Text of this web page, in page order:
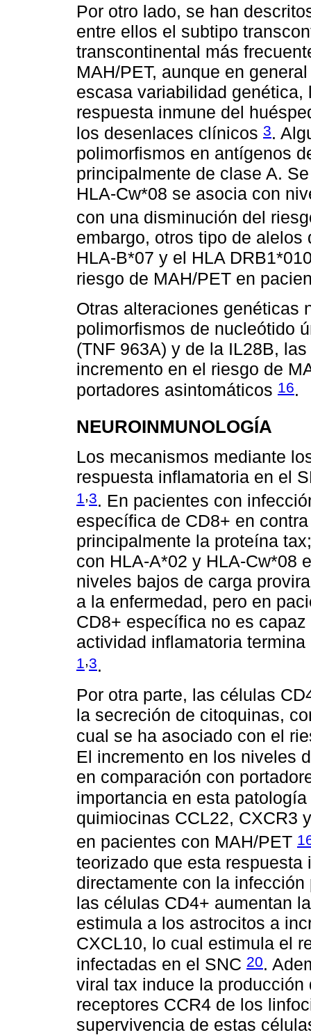
Por otro lado, se han
entre ellos el subtipo
transcontinental más
MAH/PET, aunque en
escasa variabilidad
respuesta inmune del
los desenlaces clínicos 3.
polimorfismos en antígenos
principalmente de clase A.
HLA-Cw*08 se asocia con
con una disminución del
embargo, otros tipo de
HLA-B*07 y el HLA
riesgo de MAH/PET en
Otras alteraciones genéticas
polimorfismos de nucleótido
(TNF 963A) y de la IL28B,
incremento en el riesgo de
portadores asintomáticos 16.
NEUROINMUNOLOGÍA
Los mecanismos mediante
respuesta inflamatoria en el
1 ,3. En pacientes con
específica de CD8+ en
principalmente la proteína
con HLA-A*02 y HLA-Cw*08
niveles bajos de carga
a la enfermedad, pero en
CD8+ específica no es
actividad inflamatoria
1,3.
Por otra parte, las células
la secreción de citoquinas,
cual se ha asociado con el
El incremento en los niveles
en comparación con
importancia en esta patología
quimiocinas CCL22, CXCR3
en pacientes con MAH/PET
teorizado que esta
directamente con la
las células CD4+ aumentan
estimula a los astrocitos a
CXCL10, lo cual estimula el
infectadas en el SNC 20.
viral tax induce la
receptores CCR4 de los
supervivencia de estas